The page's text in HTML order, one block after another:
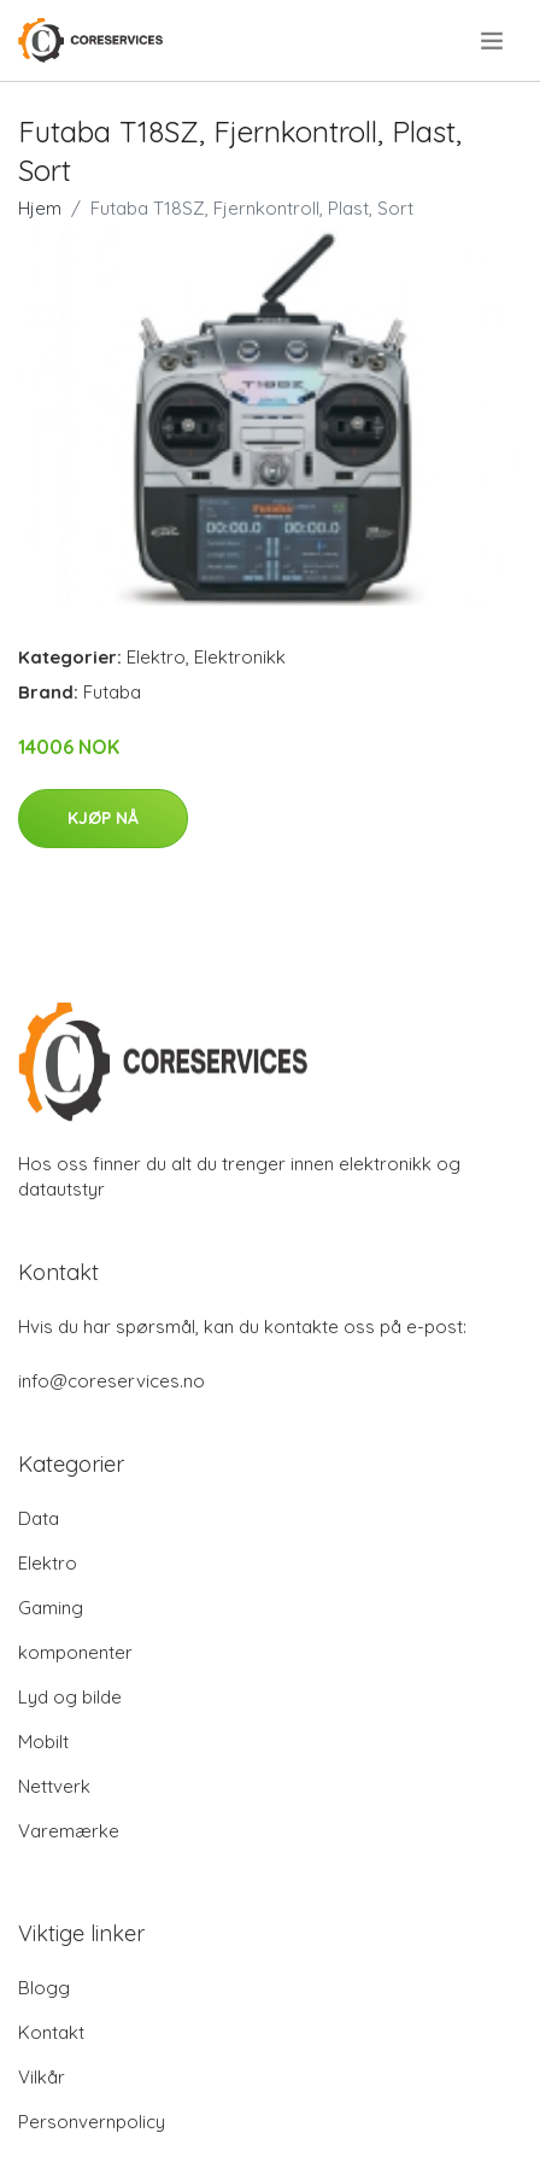
Futaba T18SZ, Fjernkontroll, Plast,
Sort
Hjem Futaba T18SZ, Fjernkontroll, Plast, Sort
Kategorier: Elektro Elektronikk
Brand: Futaba
14006 NOK
KJØP NÅ
Hos oss finner du alt du trenger innen elektronikk og
datautstyr
Kontakt
Hvis du har spørsmål, kan du kontakte oss på e-post:
info@coreservices.no
Kategorier
Data
Elektro
Gaming
komponenter
Lyd og bilde
Mobilt
Nettverk
Varemærke
Viktige linker
Blogg
Kontakt
Vilkår
Personvernpolicy